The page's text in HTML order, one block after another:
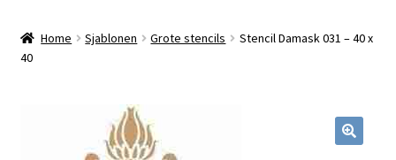
Workshops
Home Sjablonen Grote stencils
Stencil Damask 031 – 40 x
40